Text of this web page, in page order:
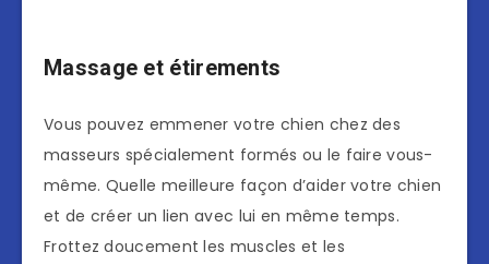
Massage et étirements
Vous pouvez emmener votre chien chez des
masseurs spécialement formés ou le faire vous-
même. Quelle meilleure façon d’aider votre chien
et de créer un lien avec lui en même temps.
Frottez doucement les muscles et les